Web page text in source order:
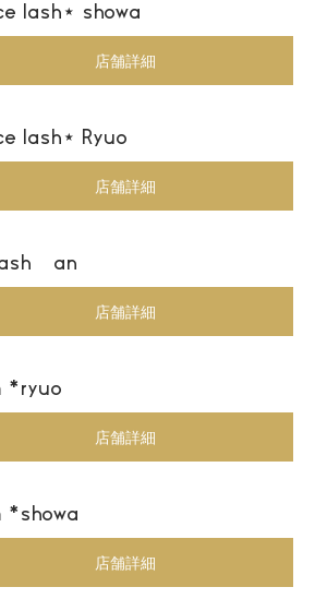
lash⋆ showa
店舗詳細
lash⋆ Ryuo
店舗詳細
an
店舗詳細
*ryuo
店舗詳細
*showa
店舗詳細